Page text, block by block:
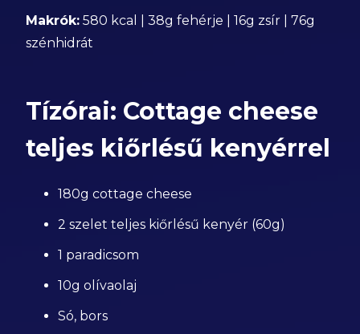
Makrók: 580 kcal | 38g fehérje | 16g zsír | 76g
szénhidrát
Tízórai: Cottage cheese
teljes kiőrlésű kenyérrel
180g cottage cheese
2 szelet teljes kiőrlésű kenyér (60g)
1 paradicsom
10g olívaolaj
Só, bors